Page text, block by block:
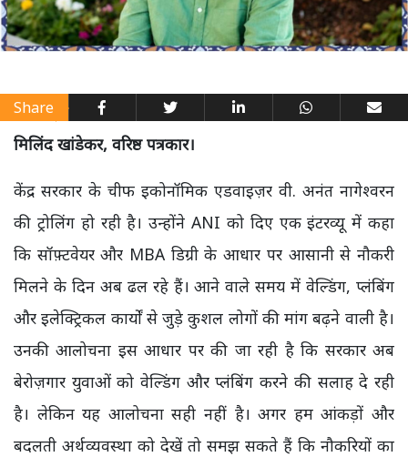
Share
मिलिंद खांडेकर, वरिष्ठ पत्रकार।
केंद्र सरकार के चीफ इकोनॉमिक एडवाइज़र वी. अनंत नागेश्वरन
की ट्रोलिंग हो रही है। उन्होंने ANI को दिए एक इंटरव्यू में कहा
कि सॉफ़्टवेयर और MBA डिग्री के आधार पर आसानी से नौकरी
मिलने के दिन अब ढल रहे हैं। आने वाले समय में वेल्डिंग, प्लंबिंग
और इलेक्ट्रिकल कार्यों से जुड़े कुशल लोगों की मांग बढ़ने वाली है।
उनकी आलोचना इस आधार पर की जा रही है कि सरकार अब
बेरोज़गार युवाओं को वेल्डिंग और प्लंबिंग करने की सलाह दे रही
है। लेकिन यह आलोचना सही नहीं है। अगर हम आंकड़ों और
बदलती अर्थव्यवस्था को देखें तो समझ सकते हैं कि नौकरियों का